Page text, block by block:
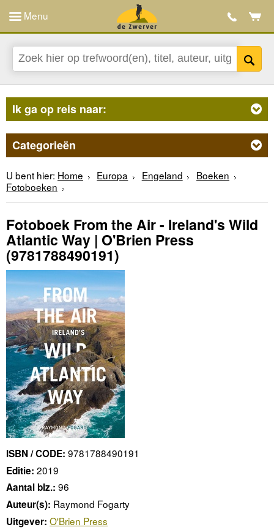
Menu
Ik ga op reis naar:
Categorieën
U bent hier: Home Europa Engeland
Boeken
Fotoboeken
Fotoboek From the Air - Ireland's Wild
Atlantic Way | O'Brien Press
(9781788490191)
ISBN / CODE: 9781788490191
Editie: 2019
Aantal blz.: 96
Auteur(s): Raymond Fogarty
Uitgever: O'Brien Press